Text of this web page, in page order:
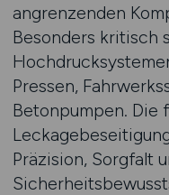
angrenzenden
Besonders kritisch
Pressen,
Betonpumpen. Die
Präzision, Sorgfalt